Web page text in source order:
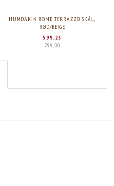
HUMDAKIN ROME TERRAZZO SKÅL,
RØD/BEIGE
599,25
799,00